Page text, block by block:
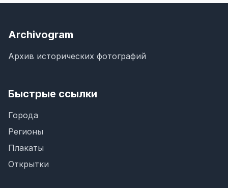
Archivogram
Архив исторических фотографий
Быстрые ссылки
Города
Регионы
Плакаты
Открытки